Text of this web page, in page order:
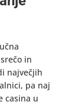
in
največjih
pa naj
casina u